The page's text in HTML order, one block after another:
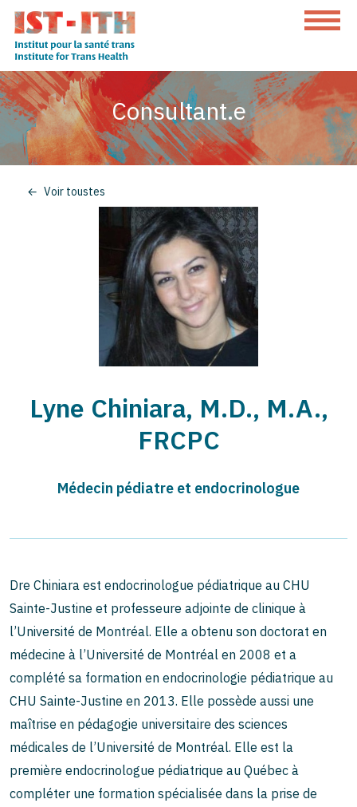
Skip
content
L'institut
pour
la
santé
trans
Consultant.e
Voir toustes
Lyne Chiniara, M.D., M.A.,
FRCPC
Médecin pédiatre et endocrinologue
Dre Chiniara est endocrinologue pédiatrique au CHU
Sainte-Justine et professeure adjointe de clinique à
l’Université de Montréal. Elle a obtenu son doctorat en
médecine à l’Université de Montréal en 2008 et a
complété sa formation en endocrinologie pédiatrique au
CHU Sainte-Justine en 2013. Elle possède aussi une
maîtrise en pédagogie universitaire des sciences
médicales de l’Université de Montréal. Elle est la
première endocrinologue pédiatrique au Québec à
compléter une formation spécialisée dans la prise de